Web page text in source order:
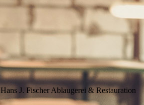
Hans J. Fischer Ablaugerei & Restauration